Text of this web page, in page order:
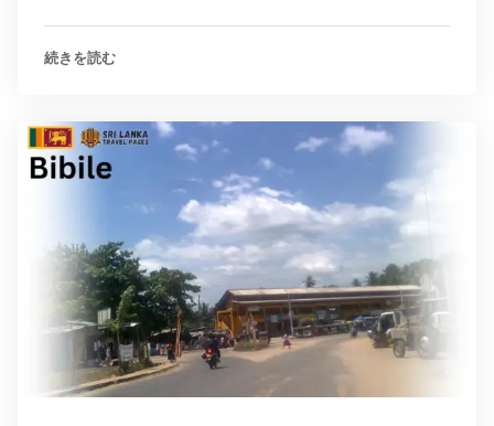
続きを読む